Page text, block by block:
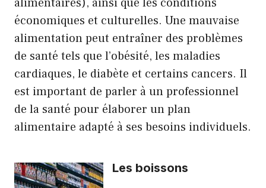
économiques et culturelles. Une mauvaise
alimentation peut entraîner des problèmes
de santé tels que l’obésité, les maladies
cardiaques, le diabète et certains cancers. Il
est important de parler à un professionnel
de la santé pour élaborer un plan
alimentaire adapté à ses besoins individuels.
Les boissons